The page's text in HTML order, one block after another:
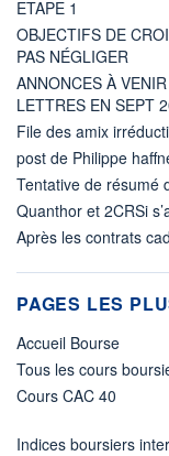
ETAPE 1
OBJECTIFS DE
PAS NÉGLIGER
ANNONCES À
LETTRES EN SEPT
File des amix
post de Philippe
Tentative de résumé
Quanthor et 2CRSi
Après les contrats
PAGES LES
Accueil Bourse
Tous les cours
Cours CAC 40
Indices boursiers